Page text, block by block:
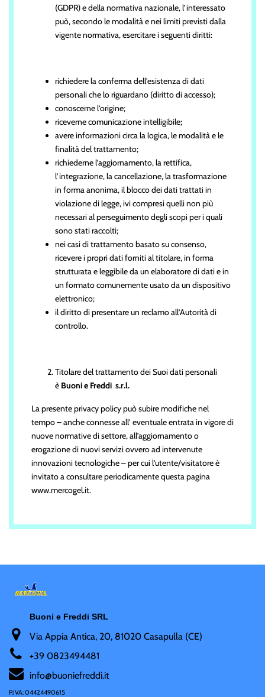
(GDPR) e della normativa nazionale, l’interessato
può, secondo le modalità e nei limiti previsti dalla
vigente normativa, esercitare i seguenti diritti:
richiedere la conferma dell’esistenza di dati
personali che lo riguardano (diritto di accesso);
conoscerne l’origine;
riceverne comunicazione intelligibile;
avere informazioni circa la logica, le modalità e le
finalità del trattamento;
richiederne l’aggiornamento, la rettifica,
l’integrazione, la cancellazione, la trasformazione
in forma anonima, il blocco dei dati trattati in
violazione di legge, ivi compresi quelli non più
necessari al perseguimento degli scopi per i quali
sono stati raccolti;
nei casi di trattamento basato su consenso,
ricevere i propri dati forniti al titolare, in forma
strutturata e leggibile da un elaboratore di dati e in
un formato comunemente usato da un dispositivo
elettronico;
il diritto di presentare un reclamo all’Autorità di
controllo.
Titolare del trattamento dei Suoi dati personali
è Buoni e Freddi s.r.l.
La presente privacy policy può subire modifiche nel
tempo – anche connesse all’ eventuale entrata in vigore di
nuove normative di settore, all’aggiornamento o
erogazione di nuovi servizi ovvero ad intervenute
innovazioni tecnologiche – per cui l’utente/visitatore è
invitato a consultare periodicamente questa pagina
www.mercogel.it.
Buoni e Freddi SRL
Via Appia Antica, 20, 81020 Casapulla (CE)
+39 0823494481
info@buoniefreddi.it
P.IVA: 04424490615